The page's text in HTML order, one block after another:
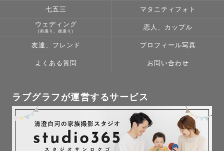
のご案内可能です◯
《七五三を迎えられる皆様へ》
当日楽しそうな笑顔を撮影させて頂く為、
お子様サイズの番傘を無料にてお貸出可能です。
七五三 マタニティフォト
ウェディング
(前撮り、後撮り)
恋人、カップル
友達、フレンド プロフィール写真
よくある質問 お問い合わせ
ラブグラフが運営するサービス